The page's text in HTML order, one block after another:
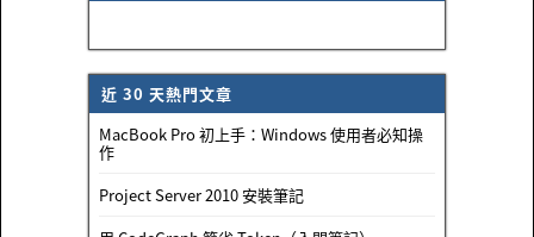
近 30 天熱門文章
MacBook Pro 初上手：Windows 使用者必知操
作
Project Server 2010 安裝筆記